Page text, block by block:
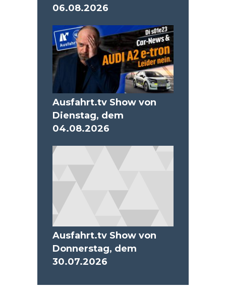
06.08.2026
Ausfahrt.tv Show von
Dienstag, dem
04.08.2026
Ausfahrt.tv Show von
Donnerstag, dem
30.07.2026